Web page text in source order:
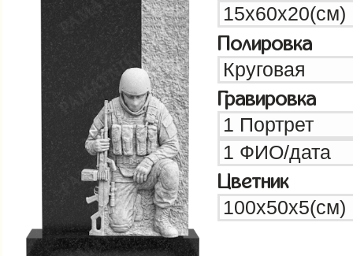
Полировка
Гравировка
Цветник